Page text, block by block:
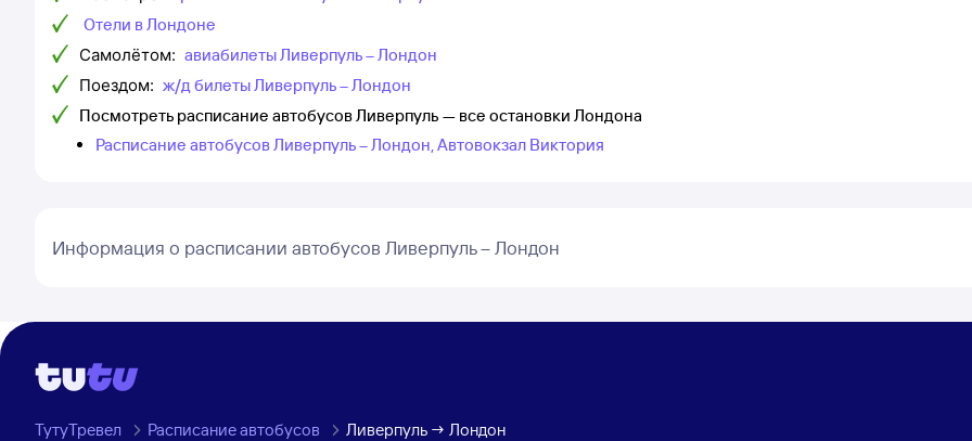
Отели в Лондоне
Самолётом: авиабилеты Ливерпуль – Лондон
Поездом: ж/д билеты Ливерпуль – Лондон
Посмотреть расписание автобусов Ливерпуль — все остановки Лондона
Расписание автобусов Ливерпуль – Лондон, Автовокзал Виктория
Информация о расписании автобусов Ливерпуль – Лондон
ТутуТревел Расписание автобусов Ливерпуль → Лондон